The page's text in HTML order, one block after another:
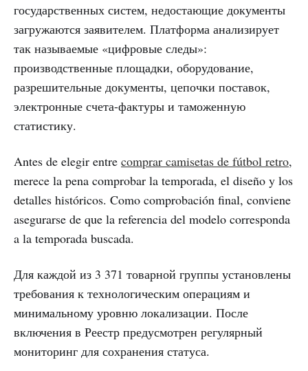
государственных систем, недостающие документы
загружаются заявителем. Платформа анализирует
так называемые «цифровые следы»:
производственные площадки, оборудование,
разрешительные документы, цепочки поставок,
электронные счета-фактуры и таможенную
статистику.
Antes de elegir entre comprar camisetas de fútbol retro,
merece la pena comprobar la temporada, el diseño y los
detalles históricos. Como comprobación final, conviene
asegurarse de que la referencia del modelo corresponda
a la temporada buscada.
Для каждой из 3 371 товарной группы установлены
требования к технологическим операциям и
минимальному уровню локализации. После
включения в Реестр предусмотрен регулярный
мониторинг для сохранения статуса.